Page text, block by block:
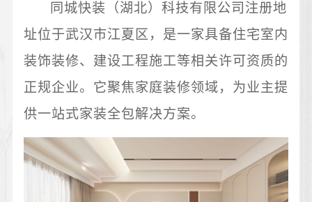
同城快装（湖北）科技有限公司注册地
址位于武汉市江夏区，是一家具备住宅室内
装饰装修、建设工程施工等相关许可资质的
正规企业。它聚焦家庭装修领域，为业主提
供一站式家装全包解决方案。